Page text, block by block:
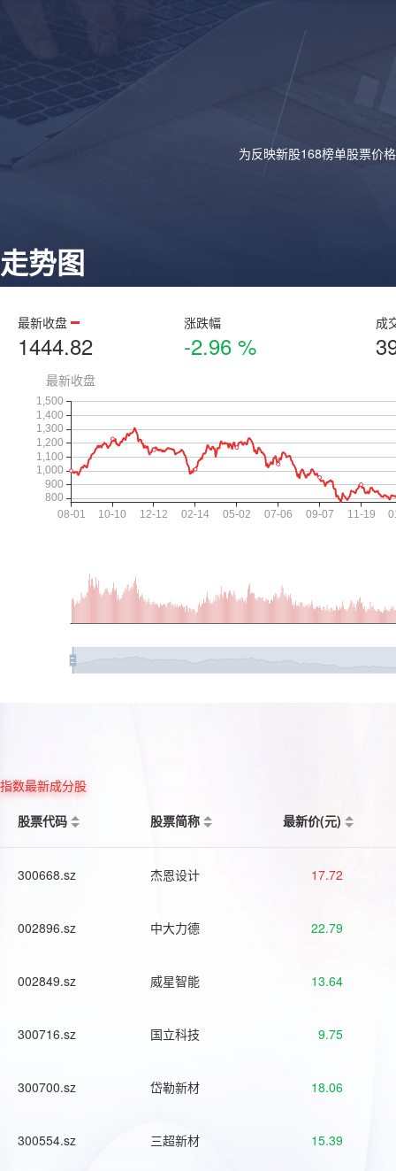
为反映新股168榜单股票价
走势图
最新收盘
1444.82
涨跌幅
-2.96 %
成
指数最新成分股
股票代码
股票简称 最新价(元)
300668.sz 杰恩设计 17.72
002896.sz 中大力德 22.79
002849.sz 威星智能 13.64
300716.sz 国立科技 9.75
300700.sz 岱勒新材 18.06
300554.sz 三超新材 15.39